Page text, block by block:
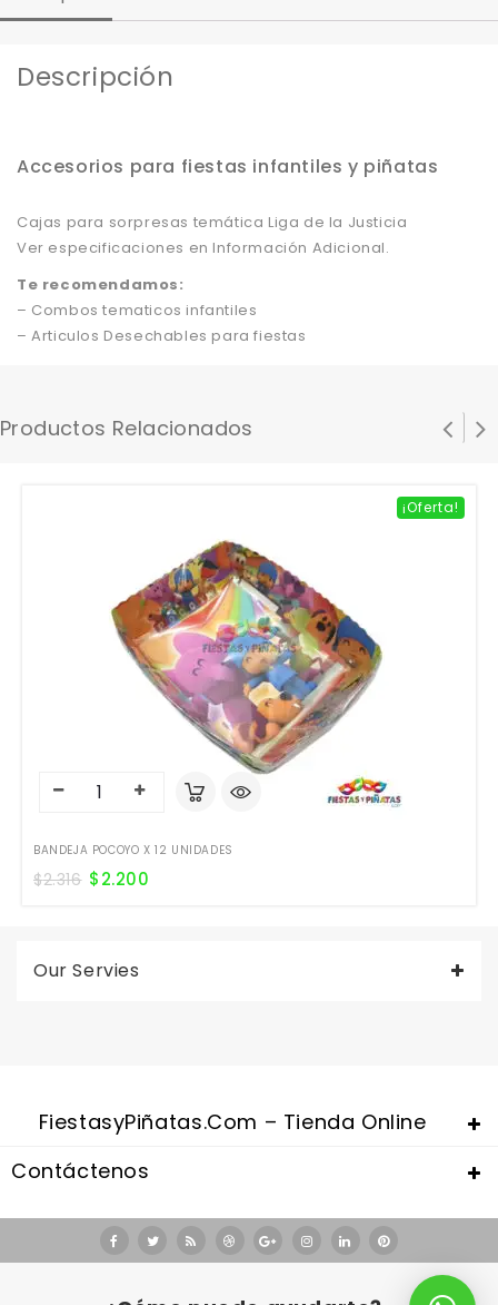
Descripción
Accesorios para fiestas infantiles y piñatas
Cajas para sorpresas temática Liga de la Justicia
Ver especificaciones en Información Adicional.
Te recomendamos:
– Combos tematicos infantiles
– Articulos Desechables para fiestas
Productos Relacionados
¡Oferta!
BANDEJA POCOYO X 12 UNIDADES
$2.316 $2.200
Our Servies
FiestasyPiñatas.com – Tienda Online
Contáctenos
Valentine's Day is coming, it's time to prepare all kinds of gifts,